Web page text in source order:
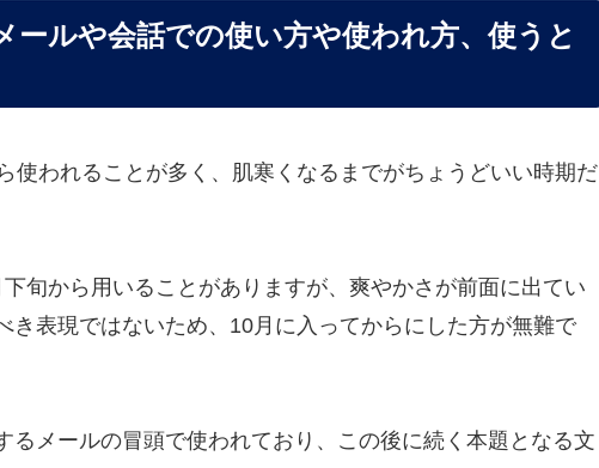
ールや会話での使い方や使われ方、使うと
使われることが多く、肌寒くなるまでがちょうどいい時期だ
旬から用いることがありますが、爽やかさが前面に出てい
き表現ではないため、10月に入ってからにした方が無難で
るメールの冒頭で使われており、この後に続く本題となる文